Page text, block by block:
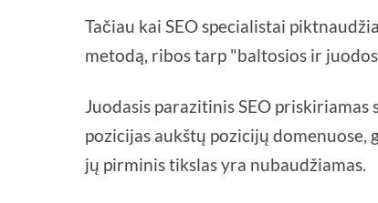
Tačiau kai SEO specialistai
metodą, ribos tarp "baltosios ir
Juodasis parazitinis SEO
pozicijas aukštų pozicijų
jų pirminis tikslas yra nubaudžiamas.